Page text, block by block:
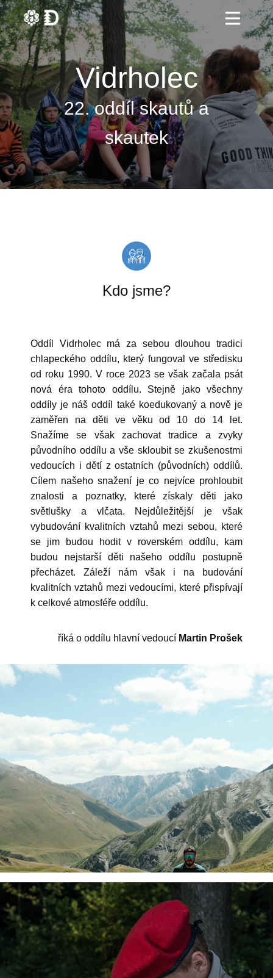
Vidrholec
22. oddíl skautů a
skautek
Kdo jsme?
Oddíl Vidrholec má za sebou dlouhou tradici
chlapeckého oddílu, který fungoval ve středisku
od roku 1990. V roce 2023 se však začala psát
nová éra tohoto oddílu. Stejně jako všechny
oddíly je náš oddíl také koedukovaný a nově je
zaměřen na děti ve věku od 10 do 14 let.
Snažíme se však zachovat tradice a zvyky
původního oddílu a vše skloubit se zkušenostmi
vedoucích i dětí z ostatních (původních) oddílů.
Cílem našeho snažení je co nejvíce prohloubit
znalosti a poznatky, které získaly děti jako
světlušky a vlčata. Nejdůležitější je však
vybudování kvalitních vztahů mezi sebou, které
se jim budou hodit v roverském oddílu, kam
budou nejstarší děti našeho oddílu postupně
přecházet. Záleží nám však i na budování
kvalitních vztahů mezi vedoucími, které přispívají
k celkové atmosféře oddílu.
říká o oddílu hlavní vedoucí Martin Prošek